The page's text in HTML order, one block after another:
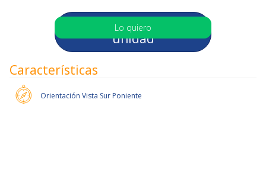
Selecciona otra
unidad
Lo quiero
Características
Orientación Vista Sur Poniente